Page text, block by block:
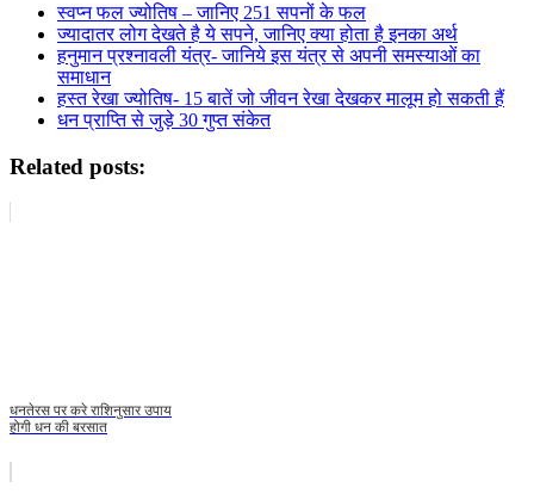
स्वप्न फल ज्योतिष – जानिए 251 सपनों के फल
ज्यादातर लोग देखते है ये सपने, जानिए क्या होता है इनका अर्थ
हनुमान प्रश्नावली यंत्र- जानिये इस यंत्र से अपनी समस्याओं का
समाधान
हस्त रेखा ज्योतिष- 15 बातें जो जीवन रेखा देखकर मालूम हो सकती हैं
धन प्राप्ति से जुड़े 30 गुप्त संकेत
Related posts:
धनतेरस पर करे राशिनुसार उपाय
होगी धन की बरसात